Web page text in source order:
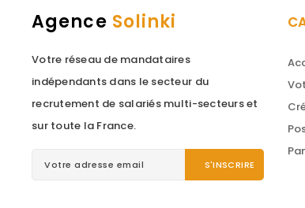
Agence Solinki
Votre réseau de mandataires
indépendants dans le secteur du
recrutement de salariés multi-secteurs et
sur toute la France.